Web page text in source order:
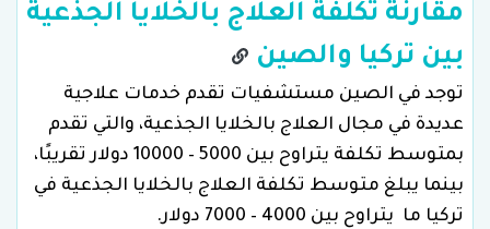
مقارنة تكلفة العلاج بالخلايا الجذعية
بين تركيا والصين
توجد في الصين مستشفيات تقدم خدمات علاجية
عديدة في مجال العلاج بالخلايا الجذعية، والتي تقدم
بمتوسط تكلفة يتراوح بين 5000 – 10000 دولار تقريبًا،
بينما يبلغ متوسط تكلفة العلاج بالخلايا الجذعية في
تركيا ما يتراوح بين 4000 – 7000 دولار.